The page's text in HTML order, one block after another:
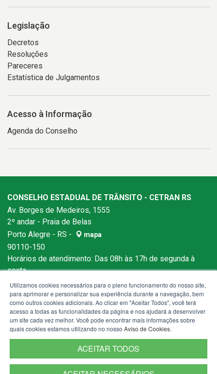
Legislação
Decretos
Resoluções
Pareceres
Estatística de Julgamentos
Acesso à Informação
Agenda do Conselho
CONSELHO ESTADUAL DE TRÂNSITO - CETRAN RS
Av. Borges de Medeiros, 1555
2º andar - Praia de Belas
Porto Alegre - RS -
mapa
90110-150
Horários de atendimento: Das 08h às 17h de segunda à
sexta.
Utilizamos cookies necessários para o pleno funcionamento do nosso site,
para aprimorar e personalizar sua experiência durante a navegação, bem
como outros cookies adicionais. Ao clicar em "Aceitar Todos", você terá
acesso a todas as funcionalidades da página e nos ajudará a desenvolver
um site cada vez melhor. Você pode encontrar mais informações sobre
quais cookies estamos utilizando no nosso Aviso de Cookies.
ACEITAR TODOS